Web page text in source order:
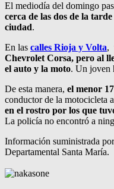
El mediodía del domingo
cerca de las dos de la
ciudad.
En las calles Rioja y Volta,
Chevrolet Corsa, pero al
el auto y la moto. Un joven
De esta manera, el menor
conductor de la motocicleta
en el rostro por los que
La policía no encontró a
Información suministrada
Departamental Santa María.